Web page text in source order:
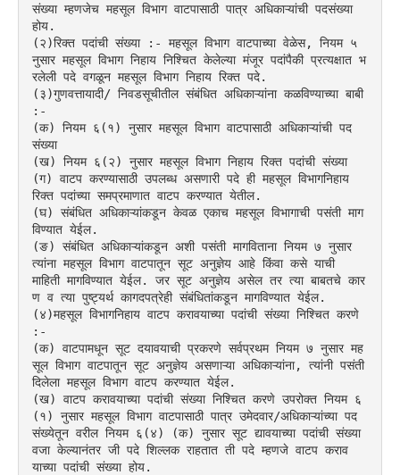
संख्या म्हणजेच महसूल विभाग वाटपासाठी पात्र अधिकाऱ्यांची पदसंख्या
होय.
(२)रिक्त पदांची संख्या :- महसूल विभाग वाटपाच्या वेळेस, नियम ५
नुसार महसूल विभाग निहाय निश्चित केलेल्या मंजूर पदांपैकी प्रत्यक्षात भ
रलेली पदे वगळून महसूल विभाग निहाय रिक्त पदे.
(३)गुणवत्तायादी/ निवडसूचीतील संबंधित अधिकाऱ्यांना कळविण्याच्या बाबी
:-
(क) नियम ६(१) नुसार महसूल विभाग वाटपासाठी अधिकाऱ्यांची पद
संख्या
(ख) नियम ६(२) नुसार महसूल विभाग निहाय रिक्त पदांची संख्या
(ग) वाटप करण्यासाठी उपलब्ध असणारी पदे ही महसूल विभागनिहाय
रिक्त पदांच्या समप्रमाणात वाटप करण्यात येतील.
(घ) संबंधित अधिकाऱ्यांकडून केवळ एकाच महसूल विभागाची पसंती माग
विण्यात येईल.
(ङ) संबंधित अधिकाऱ्यांकडून अशी पसंती मागविताना नियम ७ नुसार
त्यांना महसूल विभाग वाटपातून सूट अनुज्ञेय आहे किंवा कसे याची
माहिती मागविण्यात येईल. जर सूट अनुज्ञेय असेल तर त्या बाबतचे कार
ण व त्या पुष्ट्यर्थ कागदपत्रेही संबंधितांकडून मागविण्यात येईल.
(४)महसूल विभागनिहाय वाटप करावयाच्या पदांची संख्या निश्चित करणे
:-
(क) वाटपामधून सूट दयावयाची प्रकरणे सर्वप्रथम नियम ७ नुसार मह
सूल विभाग वाटपातून सूट अनुज्ञेय असणाऱ्या अधिकाऱ्यांना, त्यांनी पसंती
दिलेला महसूल विभाग वाटप करण्यात येईल.
(ख) वाटप करावयाच्या पदांची संख्या निश्चित करणे उपरोक्त नियम ६
(१) नुसार महसूल विभाग वाटपासाठी पात्र उमेदवार/अधिकाऱ्यांच्या पद
संख्येतून वरील नियम ६(४) (क) नुसार सूट द्यावयाच्या पदांची संख्या
वजा केल्यानंतर जी पदे शिल्लक राहतात ती पदे म्हणजे वाटप कराव
याच्या पदांची संख्या होय.